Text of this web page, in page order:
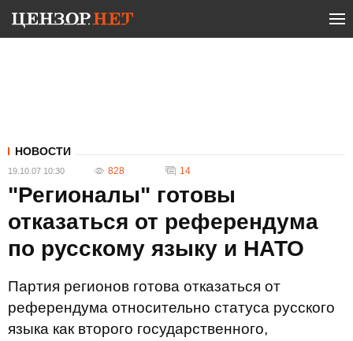
НОВОСТИ
19.10.07 10:30 828 14
"Регионалы" готовы
отказаться от референдума
по русскому языку и НАТО
Партия регионов готова отказаться от
референдума относительно статуса русского
языка как второго государственного,